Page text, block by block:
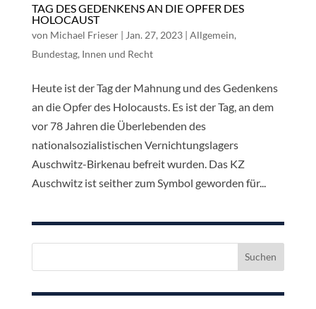
TAG DES GEDENKENS AN DIE OPFER DES
HOLOCAUST
von Michael Frieser| Jan. 27, 2023| Allgemein,
Bundestag, Innen und Recht
Heute ist der Tag der Mahnung und des Gedenkens
an die Opfer des Holocausts. Es ist der Tag, an dem
vor 78 Jahren die Überlebenden des
nationalsozialistischen Vernichtungslagers
Auschwitz-Birkenau befreit wurden. Das KZ
Auschwitz ist seither zum Symbol geworden für...
Suchen